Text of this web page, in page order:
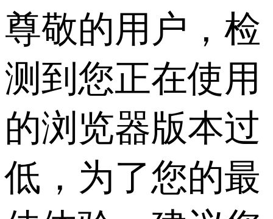
尊敬的用户，检
测到您正在使用
的浏览器版本过
低，为了您的最